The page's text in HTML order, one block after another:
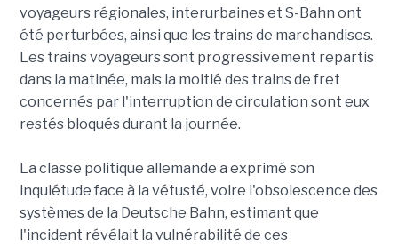
voyageurs régionales, interurbaines et S-Bahn ont
été perturbées, ainsi que les trains de marchandises.
Les trains voyageurs sont progressivement repartis
dans la matinée, mais la moitié des trains de fret
concernés par l'interruption de circulation sont eux
restés bloqués durant la journée.
La classe politique allemande a exprimé son
inquiétude face à la vétusté, voire l'obsolescence des
systèmes de la Deutsche Bahn, estimant que
l'incident révélait la vulnérabilité de ces